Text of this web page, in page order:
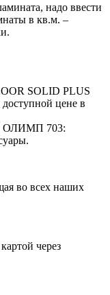
надо ввести
в кв.м. –
SOLID PLUS
цене в
ОЛИМП 703:
во всех наших
через